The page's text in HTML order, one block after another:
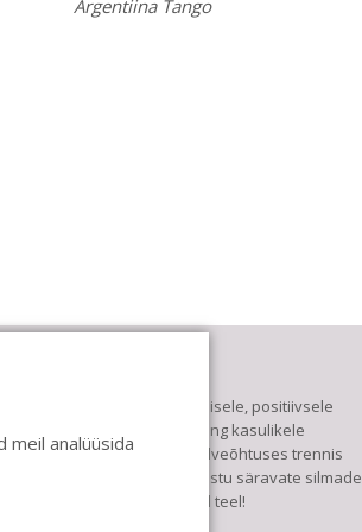
Argentiina Tango
Me pühendume lõbusale olemisele, positiivsele
seltskonnale ja huvitavatele ning kasulikele
Kui mõnes meie talveõhtuses trennis
tuled kustutada, siis vaatab vastu säravate silmade
meri, mis näitab, et oleme õigel teel!
meil analüüsida